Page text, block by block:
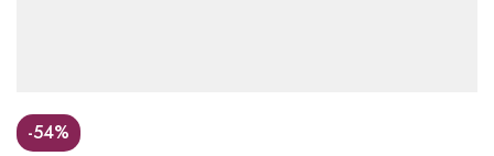
-54%